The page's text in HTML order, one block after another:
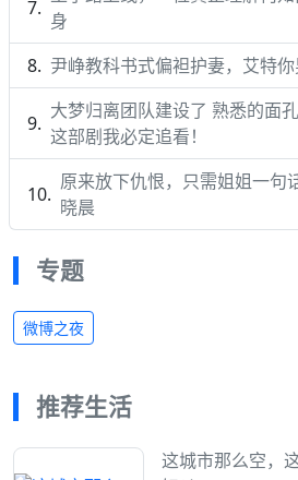
身
尹峥教科书式偏袒护妻，艾特
大梦归离团队建设了 熟悉的面
这部剧我必定追看！
原来放下仇恨，只需姐姐一句
晓晨
专题
微博之夜
推荐生活
这城市那么空，